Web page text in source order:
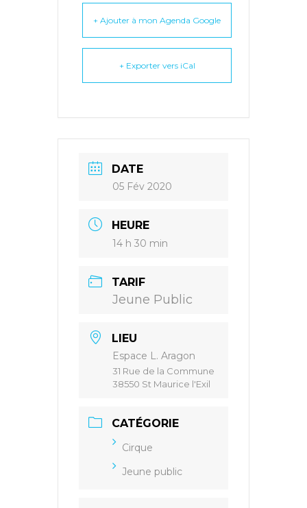
+ Ajouter à mon Agenda Google
+ Exporter vers iCal
DATE
05 Fév 2020
HEURE
14 h 30 min
TARIF
Jeune Public
LIEU
Espace L. Aragon
31 Rue de la Commune
38550 St Maurice l'Exil
CATÉGORIE
Cirque
Jeune public